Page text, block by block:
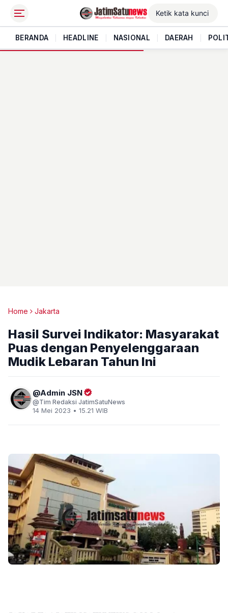
BERANDA HEADLINE NASIONAL DAERAH
Home Jakarta
Hasil Survei Indikator: Masyarakat
Puas dengan Penyelenggaraan
Mudik Lebaran Tahun Ini
Admin JSN
Tim Redaksi JatimSatuNews
14 Mei 2023 • 15.21 WIB